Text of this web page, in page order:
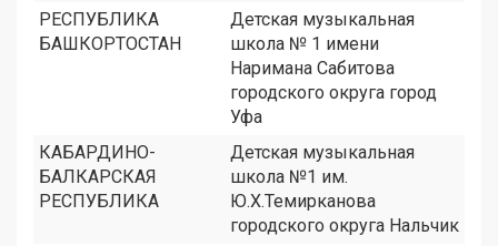
РЕСПУБЛИКА
БАШКОРТОСТАН
Детская музыкальная
школа № 1 имени
Наримана Сабитова
городского округа город
Уфа
КАБАРДИНО-
БАЛКАРСКАЯ
РЕСПУБЛИКА
Детская музыкальная
школа №1 им.
Ю.Х.Темирканова
городского округа Нальчик